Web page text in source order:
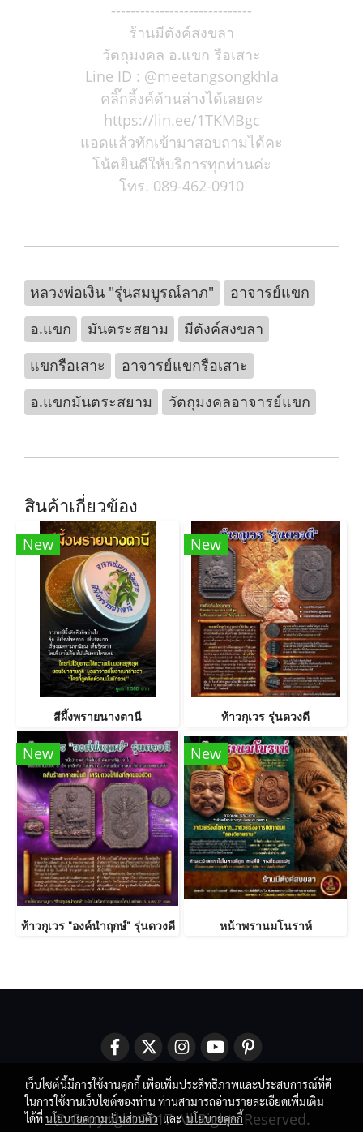
-----------------------------
ร้านมีตังค์สงขลา
วัตถุมงคล อ.แขก รือเสาะ
Line ID : @meetangsongkhla
คลิ๊กลิ้งค์ด้านล่างได้เลยคะ
https://lin.ee/1TKMBgc
แอดแล้วทักเข้ามาสอบถามได้คะ
โน้ตยินดีให้บริการทุกท่านค่ะ
โทร. 089-462-0910
หลวงพ่อเงิน "รุ่นสมบูรณ์ลาภ"
อาจารย์แขก
อ.แขก
มันตระสยาม
มีตังค์สงขลา
แขกรือเสาะ
อาจารย์แขกรือเสาะ
อ.แขกมันตระสยาม
วัตถุมงคลอาจารย์แขก
สินค้าเกี่ยวข้อง
New
สีผึ้งพรายนางตานี
New
ท้าวกุเวร รุ่นดวงดี
New
ท้าวกุเวร "องค์นำฤกษ์" รุ่นดวงดี
New
หน้าพรานมโนราห์
@ Copyright 2017 All Rights Reserved.
เว็บไซต์นี้มีการใช้งานคุกกี้ เพื่อเพิ่มประสิทธิภาพและประสบการณ์ที่ดี
ในการใช้งานเว็บไซต์ของท่าน ท่านสามารถอ่านรายละเอียดเพิ่มเติม
ได้ที่นโยบายความเป็นส่วนตัวและนโยบายคุกกี้